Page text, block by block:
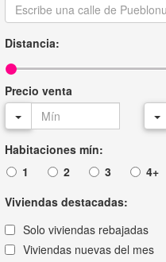
Distancia:
Precio venta
Habitaciones mín:
1
2 3 4+
Viviendas destacadas:
Solo viviendas rebajadas
Viviendas nuevas del mes